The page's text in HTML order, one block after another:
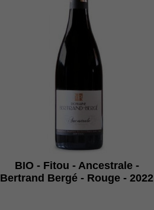
BIO - Fitou - Ancestrale -
Bertrand Bergé - Rouge - 2022